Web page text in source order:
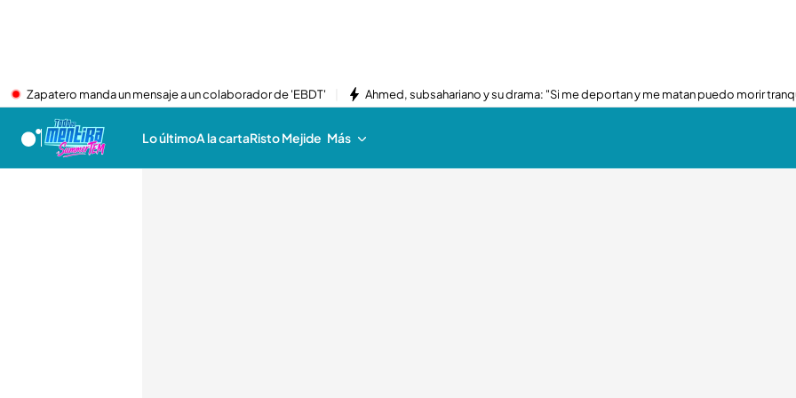
Zapatero manda un mensaje a un colaborador de 'EBDT' Ahmed, subsahariano y su drama: "Si me deportan y me matan puedo morir
Lo últimoA la cartaRisto Mejide Más